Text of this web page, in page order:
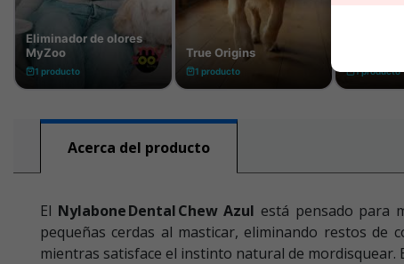
Acerca del producto
El Nylabone Dental Chew Azul está pensado para
pequeñas cerdas al masticar, eliminando restos de
mientras satisface el instinto natural de